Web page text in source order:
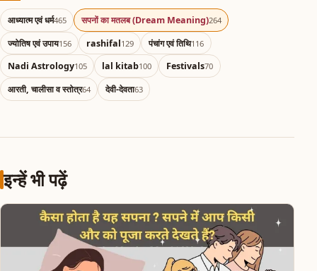
आध्यात्म एवं धर्म465 सपनों का मतलब (Dream Meaning)264
ज्योतिष एवं उपाय156 rashifal129 पंचांग एवं तिथि116
Nadi Astrology105 lal kitab100 Festivals70
आरती, चालीसा व स्तोत्र64 देवी-देवता63
इन्हें भी पढ़ें